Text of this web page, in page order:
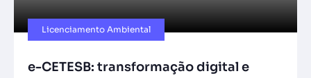
Licenciamento Ambiental
e-CETESB: transformação digital e